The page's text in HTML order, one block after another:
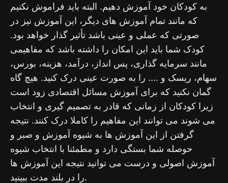
به کودکان خود آموزش دهیم. البته باید فراموش نکنیم
که مانند تمام آموزش های دیگر، این آموزش نیز در
صورتی که عملی و عینی باشد تأثیر گذار خواهد بود.
کودک شما باید این امکان را داشته باشد که مفاهیمی
مانند سرمایه گذاری، پس انداز، درآمد، هزینه، بورس،
سهام، ریسک و …. را به صورت عینی درک کنید. هیچ گاه
گمان نکنید که برای آموزش مسائل اقتصادی زود است
زیرا کودکان از زمانی که قادر به تصمیم گیری و انتخاب
می شوند می توانند این مفاهیم را کاملا درک کنند. نتیجه
گرفتن از این آموزش ها به شیوه آموزش و صبر و
حوصله شما بستگی دارد و مطمئنا با انتخاب شیوه
آموزش اصولی و درست می توانید نتیجه این آموزش ها
را در بلند مدت ببینید.